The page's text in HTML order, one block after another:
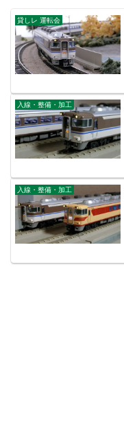
貸しレ 運転会
入線・整備・加工
入線・整備・加工